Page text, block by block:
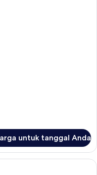
untuk tanggal Anda